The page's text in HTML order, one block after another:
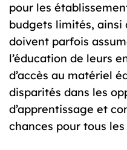
pour les
budgets limités, ainsi
doivent parfois
l’éducation de leurs
d’accès au matériel
disparités dans les
d’apprentissage et
chances pour tous